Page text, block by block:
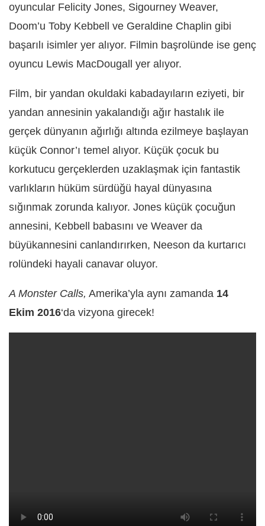
oyuncular Felicity Jones, Sigourney Weaver,
Doom’u Toby Kebbell ve Geraldine Chaplin gibi
başarılı isimler yer alıyor. Filmin başrolünde ise genç
oyuncu Lewis MacDougall yer alıyor.
Film, bir yandan okuldaki kabadayıların eziyeti, bir
yandan annesinin yakalandığı ağır hastalık ile
gerçek dünyanın ağırlığı altında ezilmeye başlayan
küçük Connor’ı temel alıyor. Küçük çocuk bu
korkutucu gerçeklerden uzaklaşmak için fantastik
varlıkların hüküm sürdüğü hayal dünyasına
sığınmak zorunda kalıyor. Jones küçük çocuğun
annesini, Kebbell babasını ve Weaver da
büyükannesini canlandırırken, Neeson da kurtarıcı
rolündeki hayali canavar oluyor.
A Monster Calls, Amerika’yla aynı zamanda 14
Ekim 2016‘da vizyona girecek!